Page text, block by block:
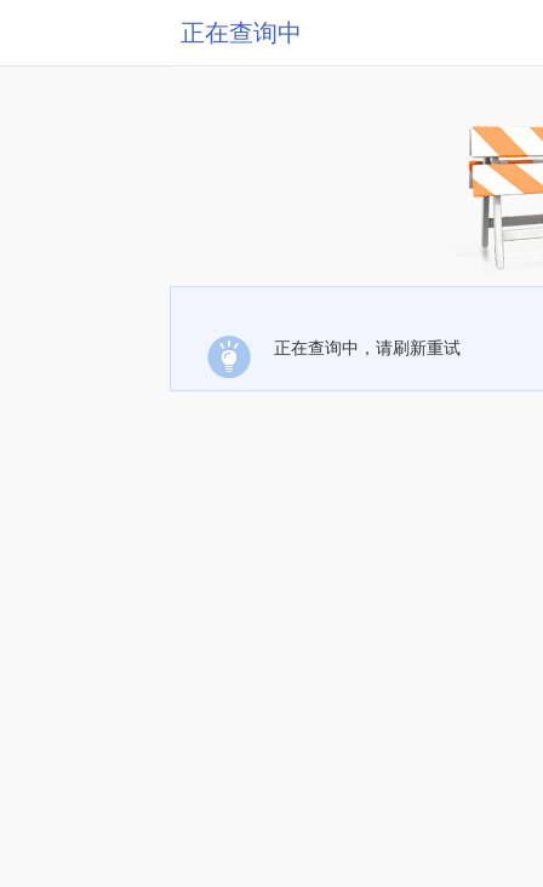
正在查询中
正在查询中，请刷新重试